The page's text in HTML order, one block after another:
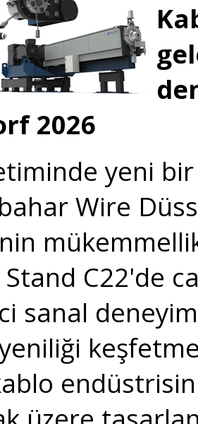
2026
yeni
Wire
C22'de
sanal